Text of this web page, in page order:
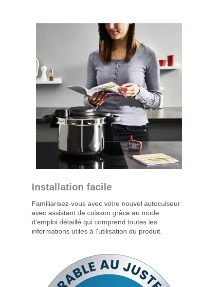
Installation facile
Familiarisez-vous avec votre nouvel autocuiseur
avec assistant de cuisson grâce au mode
d'emploi détaillé qui comprend toutes les
informations utiles à l'utilisation du produit.